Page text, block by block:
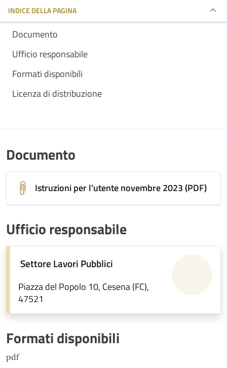
INDICE DELLA PAGINA
Documento
Ufficio responsabile
Formati disponibili
Licenza di distribuzione
Documento
Istruzioni per l'utente novembre 2023 (PDF)
Ufficio responsabile
Settore Lavori Pubblici
Piazza del Popolo 10, Cesena (FC),
47521
Formati disponibili
pdf